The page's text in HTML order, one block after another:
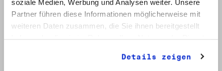
soziale Medien, Werbung und Analysen weiter. Unsere
Partner führen diese Informationen möglicherweise mit
weiteren Daten zusammen, die Sie ihnen bereitgestellt
Details zeigen
Signatur: RW 53
Titel: Materialsammlung : Osteuropa (2)
Datum: 1982 - 1990